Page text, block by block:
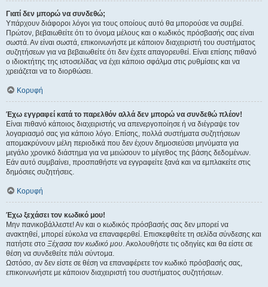
Γιατί δεν μπορώ να συνδεθώ;
Υπάρχουν διάφοροι λόγοι για τους οποίους αυτό θα μπορούσε να συμβεί.
Πρώτον, βεβαιωθείτε ότι το όνομα μέλους και ο κωδικός πρόσβασής σας είναι
σωστά. Αν είναι σωστά, επικοινωνήστε με κάποιον διαχειριστή του συστήματος
συζητήσεων για να βεβαιωθείτε ότι δεν έχετε απαγορευθεί. Είναι επίσης πιθανό
ο ιδιοκτήτης της ιστοσελίδας να έχει κάποιο σφάλμα στις ρυθμίσεις και να
χρειάζεται να το διορθώσει.
Κορυφή
Έχω εγγραφεί κατά το παρελθόν αλλά δεν μπορώ να συνδεθώ πλέον!
Είναι πιθανό κάποιος διαχειριστής να απενεργοποίησε ή να διέγραψε τον
λογαριασμό σας για κάποιο λόγο. Επίσης, πολλά συστήματα συζητήσεων
απομακρύνουν μέλη περιοδικά που δεν έχουν δημοσιεύσει μηνύματα για
μεγάλο χρονικό διάστημα για να μειώσουν το μέγεθος της βάσης δεδομένων.
Εάν αυτό συμβαίνει, προσπαθήστε να εγγραφείτε ξανά και να εμπλακείτε στις
δημόσιες συζητήσεις.
Κορυφή
Έχω ξεχάσει τον κωδικό μου!
Μην πανικοβάλλεστε! Αν και ο κωδικός πρόσβασής σας δεν μπορεί να
ανακτηθεί, μπορεί εύκολα να επαναφερθεί. Επισκεφθείτε τη σελίδα σύνδεσης και
πατήστε στο Ξέχασα τον κωδικό μου. Ακολουθήστε τις οδηγίες και θα είστε σε
θέση να συνδεθείτε πάλι σύντομα.
Ωστόσο, αν δεν είστε σε θέση να επαναφέρετε τον κωδικό πρόσβασής σας,
επικοινωνήστε με κάποιον διαχειριστή του συστήματος συζητήσεων.